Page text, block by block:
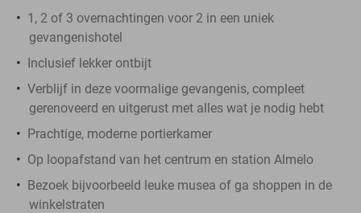
1, 2 of 3 overnachtingen voor 2 in een uniek
gevangenishotel
Inclusief lekker ontbijt
Verblijf in deze voormalige gevangenis, compleet
gerenoveerd en uitgerust met alles wat je nodig hebt
Prachtige, moderne portierkamer
Op loopafstand van het centrum en station Almelo
Bezoek bijvoorbeeld leuke musea of ga shoppen in de
winkelstraten